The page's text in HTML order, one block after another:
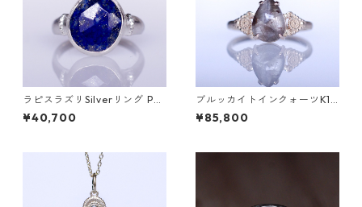
ラピスラズリSilverリング PA
O(パオ）[P002]
¥40,700
ブルッカイトインクォーツK10
リング MALWA (マルワ)[M24
4]
¥85,800